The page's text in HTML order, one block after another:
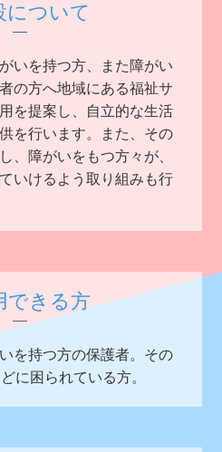
について
いを持つ方、また障がい
の方へ地域にある福祉サ
を提案し、自立的な生活
を行います。また、その
、障がいをもつ方々が、
いけるよう取り組みも行
できる方
を持つ方の保護者。その
に困られている方。